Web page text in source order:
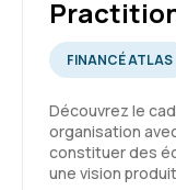
Clément L.
Formation
certaine
formateur a
digeste et à
FINANCÉ ATLAS
Découvrez le
organisation
constituer des
une vision